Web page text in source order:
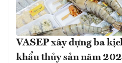
VASEP xây dựng ba
khẩu thủy sản năm